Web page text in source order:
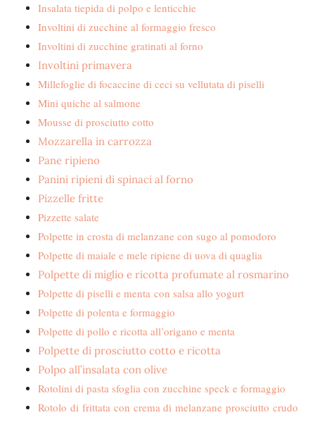
Insalata tiepida di polpo e lenticchie
Involtini di zucchine al formaggio fresco
Involtini di zucchine gratinati al forno
Involtini primavera
Millefoglie di focaccine di ceci su vellutata di piselli
Mini quiche al salmone
Mousse di prosciutto cotto
Mozzarella in carrozza
Pane ripieno
Panini ripieni di spinaci al forno
Pizzelle fritte
Pizzette salate
Polpette in crosta di melanzane con sugo al pomodoro
Polpette di maiale e mele ripiene di uova di quaglia
Polpette di miglio e ricotta profumate al rosmarino
Polpette di piselli e menta con salsa allo yogurt
Polpette di polenta e formaggio
Polpette di pollo e ricotta all’origano e menta
Polpette di prosciutto cotto e ricotta
Polpo all’insalata con olive
Rotolini di pasta sfoglia con zucchine speck e formaggio
Rotolo di frittata con crema di melanzane prosciutto crudo